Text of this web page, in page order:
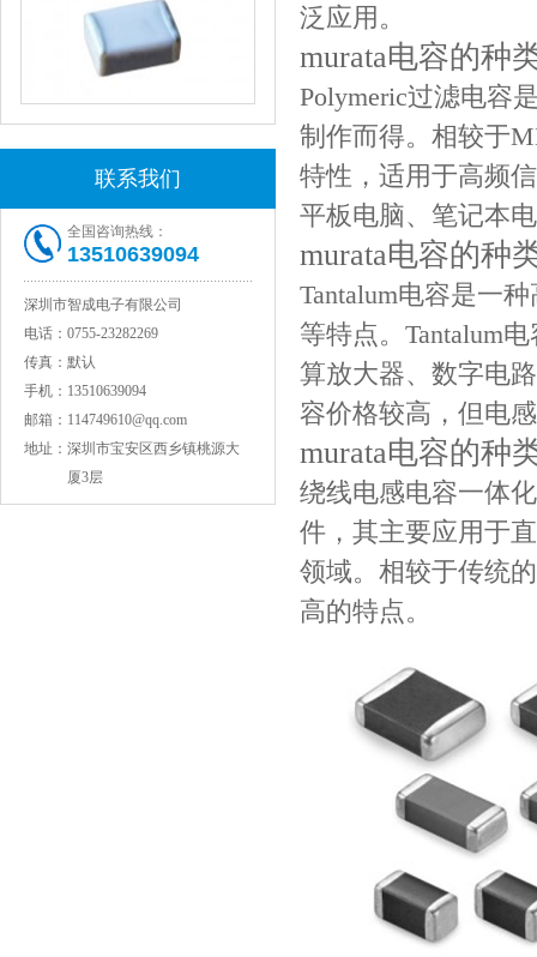
NPO高压贴片电容1808 3KV 100PF J
联系我们
全国咨询热线：
13510639094
深圳市智成电子有限公司
电话： 0755-23282269
传真： 默认
手机： 13510639094
邮箱： 114749610@qq.com
地址： 深圳市宝安区西乡镇桃源大
厦3层
泛应用。
murata电容的种
Polymeric过滤电容
制作而得。相较于
特性，适用于高频
平板电脑、笔记本
murata电容的种
Tantalum电容是一
等特点。Tantalum
算放大器、数字电
容价格较高，但电
murata电容的种
绕线电感电容一体
件，其主要应用于
领域。相较于传统
高的特点。